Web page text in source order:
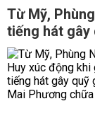
Từ Mỹ,
tiếng hát gây